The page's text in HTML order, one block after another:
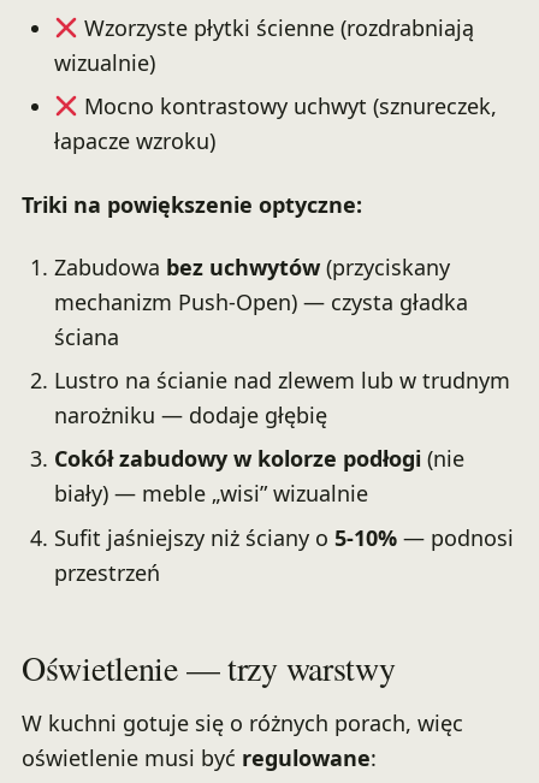
Wzorzyste płytki ścienne (rozdrabniają
wizualnie)
Mocno kontrastowy uchwyt (sznureczek,
łapacze wzroku)
Triki na powiększenie optyczne:
Zabudowa bez uchwytów(przyciskany
mechanizm Push-Open) — czysta gładka
ściana
Lustro na ścianie nad zlewem lub w trudnym
narożniku — dodaje głębię
Cokół zabudowy w kolorze podłogi (nie
biały) — meble „wisi” wizualnie
Sufit jaśniejszy niż ściany o 5-10%— podnosi
przestrzeń
Oświetlenie — trzy warstwy
W kuchni gotuje się o różnych porach, więc
oświetlenie musi być regulowane: